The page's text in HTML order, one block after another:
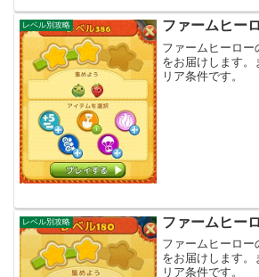
レベル別攻略 ファームヒー
ファームヒーロー
をお届けします。
リア条件です。
レベル別攻略 ファームヒー
ファームヒーロー
をお届けします。
リア条件です。